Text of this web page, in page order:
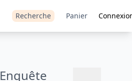
Recherche Panier
Enquête